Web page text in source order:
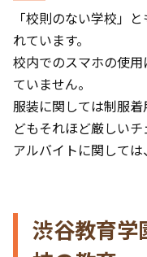
「校則のない学校」
れています。
校内でのスマホの使
ていません。
服装に関しては制服
どもそれほど厳しいチ
アルバイトに関しては
渋谷教育学